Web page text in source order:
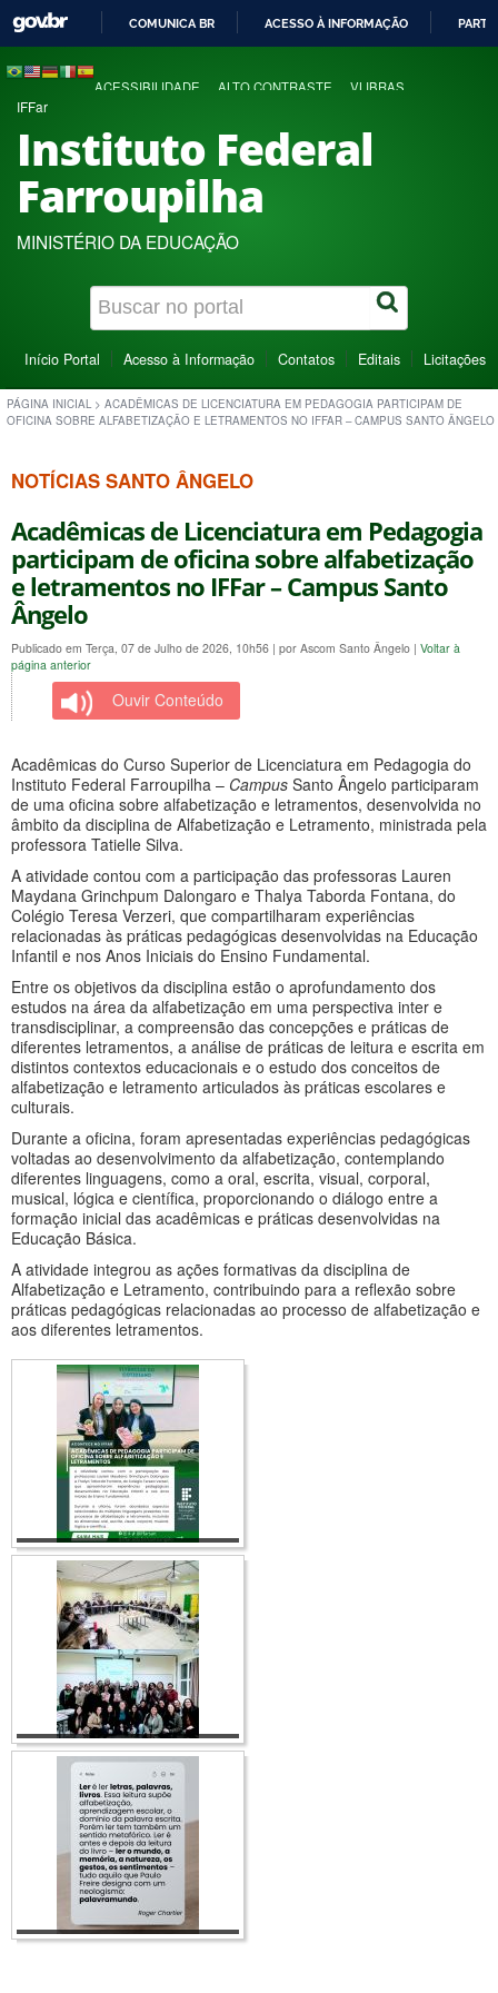
COMUNICA BR ACESSO À INFORMAÇÃO
ACESSIBILIDADE ALTO CONTRASTE VLIBRAS
IFFar
Instituto Federal
Farroupilha
MINISTÉRIO DA EDUCAÇÃO
Início Portal Acesso à Informação Contatos Editais Licitações
PÁGINA INICIAL > ACADÊMICAS DE LICENCIATURA EM PEDAGOGIA PARTICIPAM DE
OFICINA SOBRE ALFABETIZAÇÃO E LETRAMENTOS NO IFFAR – CAMPUS SANTO ÂNGELO
NOTÍCIAS SANTO ÂNGELO
Acadêmicas de Licenciatura em Pedagogia
participam de oficina sobre alfabetização
e letramentos no IFFar – Campus Santo
Ângelo
Publicado em Terça, 07 de Julho de 2026, 10h56 | por Ascom Santo Ângelo | Voltar à
página anterior
Ouvir Conteúdo
Acadêmicas do Curso Superior de Licenciatura em Pedagogia do
Instituto Federal Farroupilha – Campus Santo Ângelo participaram
de uma oficina sobre alfabetização e letramentos, desenvolvida no
âmbito da disciplina de Alfabetização e Letramento, ministrada pela
professora Tatielle Silva.
A atividade contou com a participação das professoras Lauren
Maydana Grinchpum Dalongaro e Thalya Taborda Fontana, do
Colégio Teresa Verzeri, que compartilharam experiências
relacionadas às práticas pedagógicas desenvolvidas na Educação
Infantil e nos Anos Iniciais do Ensino Fundamental.
Entre os objetivos da disciplina estão o aprofundamento dos
estudos na área da alfabetização em uma perspectiva inter e
transdisciplinar, a compreensão das concepções e práticas de
diferentes letramentos, a análise de práticas de leitura e escrita em
distintos contextos educacionais e o estudo dos conceitos de
alfabetização e letramento articulados às práticas escolares e
culturais.
Durante a oficina, foram apresentadas experiências pedagógicas
voltadas ao desenvolvimento da alfabetização, contemplando
diferentes linguagens, como a oral, escrita, visual, corporal,
musical, lógica e científica, proporcionando o diálogo entre a
formação inicial das acadêmicas e práticas desenvolvidas na
Educação Básica.
A atividade integrou as ações formativas da disciplina de
Alfabetização e Letramento, contribuindo para a reflexão sobre
práticas pedagógicas relacionadas ao processo de alfabetização e
aos diferentes letramentos.